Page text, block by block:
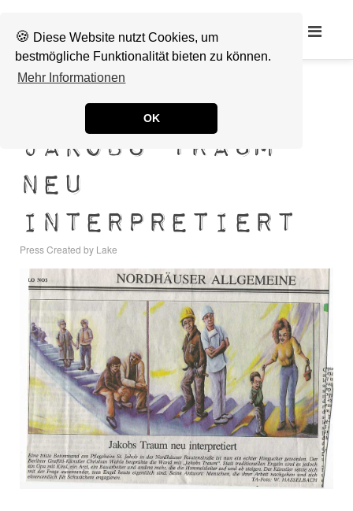
🍪 Diese Website nutzt Cookies, um
bestmögliche Funktionalität bieten zu können.
Mehr Informationen
OK
Lake
Jakobs Traum
neu
interpretiert
PressCreated by Lake